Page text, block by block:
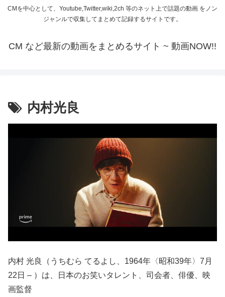
CMを中心として、Youtube,Twitter,wiki,2ch 等のネット上で話題の動画 をノン
ジャンルで収集してまとめて記録するサイトです。
CM など最新の動画をまとめるサイト ~ 動画NOW!!
内村光良
内村 光良（うちむら てるよし、1964年〈昭和39年〉7月
22日 – ）は、日本のお笑いタレント、司会者、俳優、映
画監督